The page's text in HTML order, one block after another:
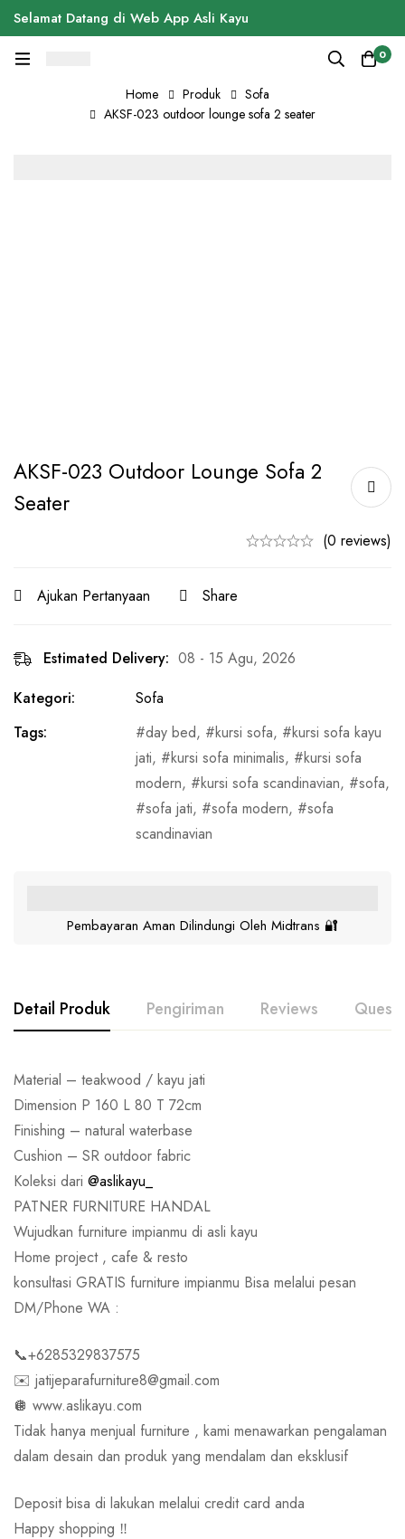
Selamat Datang di Web App Asli Kayu
0
Home Produk
Sofa
AKSF-023 outdoor lounge sofa 2 seater
AKSF-023 Outdoor Lounge Sofa 2
Seater
(0 reviews)
Ajukan Pertanyaan Share
Estimated Delivery: 08 - 15 Agu, 2026
Kategori:
Sofa
Tags:
day bed, kursi sofa,
kursi sofa kayu
jati, kursi sofa minimalis,
kursi sofa
modern, kursi sofa scandinavian, sofa,
sofa jati, sofa modern,
sofa
scandinavian
Pembayaran Aman Dilindungi Oleh Midtrans 🔐
Detail Produk Pengiriman Reviews
Material – teakwood / kayu jati
Dimension P 160 L 80 T 72cm
Finishing – natural waterbase
Cushion – SR outdoor fabric
Koleksi dari @aslikayu_
PATNER FURNITURE HANDAL
Wujudkan furniture impianmu di asli kayu
Home project , cafe & resto
konsultasi GRATIS furniture impianmu Bisa melalui pesan
DM/Phone WA :
📞+6285329837575
✉️ jatijeparafurniture8@gmail.com
🪩 www.aslikayu.com
Tidak hanya menjual furniture , kami menawarkan pengalaman
dalam desain dan produk yang mendalam dan eksklusif
Deposit bisa di lakukan melalui credit card anda
Happy shopping ‼️